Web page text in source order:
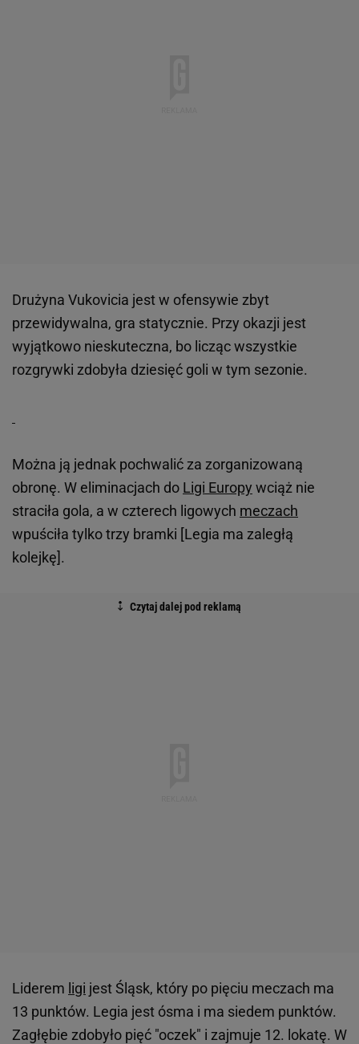
Drużyna Vukovicia jest w ofensywie zbyt
przewidywalna, gra statycznie. Przy okazji jest
wyjątkowo nieskuteczna, bo licząc wszystkie
rozgrywki zdobyła dziesięć goli w tym sezonie.
Można ją jednak pochwalić za zorganizowaną
obronę. W eliminacjach do Ligi Europy wciąż nie
straciła gola, a w czterech ligowych meczach
wpuściła tylko trzy bramki [Legia ma zaległą
kolejkę].
Liderem ligi jest Śląsk, który po pięciu meczach ma
13 punktów. Legia jest ósma i ma siedem punktów.
Zagłębie zdobyło pięć "oczek" i zajmuje 12. lokatę. W